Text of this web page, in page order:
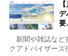
デ
新聞や雑誌など
クアドバイザー